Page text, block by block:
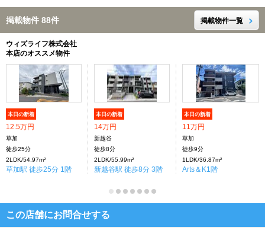
掲載物件 88件 掲載物件一覧
ウィズライフ株式会社
本店のオススメ物件
本日の新着
12.5万円
草加
徒歩25分
2LDK/54.97m²
草加駅 徒歩25分 1階
本日の新着
14万円
新越谷
徒歩8分
2LDK/55.99m²
新越谷駅 徒歩8分 3階
本日の新着
11万円
草加
徒歩9分
1LDK/36.87m²
Arts＆K1階
この店舗にお問合せする